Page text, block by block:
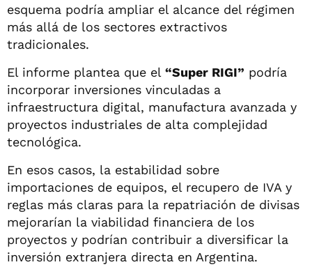
esquema podría ampliar el alcance del régimen
más allá de los sectores extractivos
tradicionales.
El informe plantea que el “Super RIGI” podría
incorporar inversiones vinculadas a
infraestructura digital, manufactura avanzada y
proyectos industriales de alta complejidad
tecnológica.
En esos casos, la estabilidad sobre
importaciones de equipos, el recupero de IVA y
reglas más claras para la repatriación de divisas
mejorarían la viabilidad financiera de los
proyectos y podrían contribuir a diversificar la
inversión extranjera directa en Argentina.